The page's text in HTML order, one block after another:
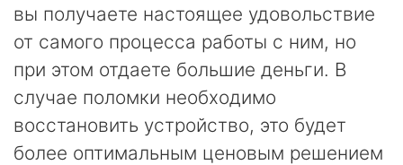
вы получаете настоящее удовольствие
от самого процесса работы с ним, но
при этом отдаете большие деньги. В
случае поломки необходимо
восстановить устройство, это будет
более оптимальным ценовым решением